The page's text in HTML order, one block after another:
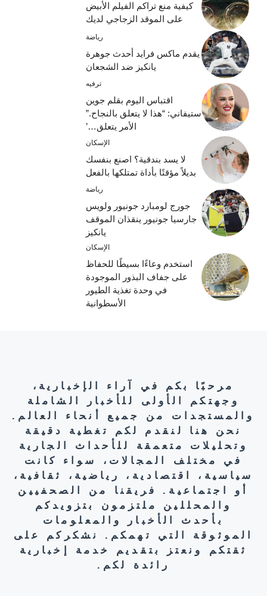
كيفية منع تراكم الفيلم الأبيض
على الموقد الزجاجي لديك
رياضة
يقدم ماكس فرايد أحدث جوهرة
يانكيز ضد الشجعان
ترفيه
اقتباس اليوم بقلم جوين
ستيفاني: “هذا لا يتعلق بالنجاح.”
الأمر يتعلق…’
الإسكان
لا يسد بندقية؟ اصنع بنفسك
بديلاً مؤقتًا بأداة تمتلكها بالفعل
رياضة
جورج لومبارد جونيور ولويس
جارسيا جونيور ينقذان الموقف
يانكيز
الإسكان
استخدم وعاءًا بسيطًا للحفاظ
على جفاف البذور الموجودة
في وحدة تغذية الطيور
الأسطوانية
مرحبًا بكم في آراء الإخبارية،
وجهتكم الأولى للأخبار الشاملة
والمستجدات من جميع أنحاء العالم.
نحن هنا لنقدم لكم تغطية دقيقة
وتحليلات متعمقة للأحداث الجارية
في مختلف المجالات، سواء كانت
سياسية، اقتصادية، رياضية، ثقافية،
أو اجتماعية. فريقنا من الصحفيين
والمحللين ملتزمون بتزويدكم
بأحدث الأخبار والمعلومات
الموثوقة التي تهمكم. نشكركم على
ثقتكم ونعتز بتقديم خدمة إخبارية
رائدة لكم.